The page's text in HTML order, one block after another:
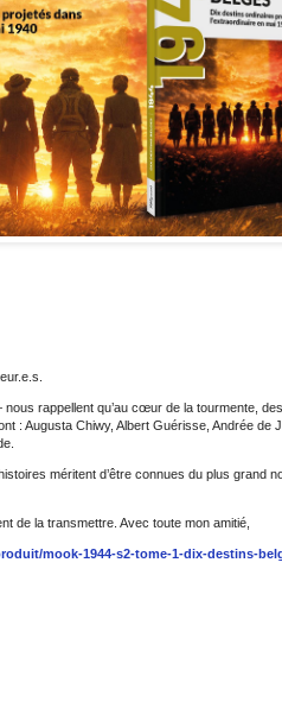
rappellent qu’au cœur de la tourmente,
: Augusta Chiwy, Albert Guérisse, Andrée de
méritent d’être connues du plus grand
de la transmettre. Avec toute mon amitié,
mook-1944-s2-tome-1-dix-destins-